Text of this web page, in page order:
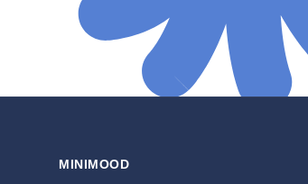
MINIMOOD